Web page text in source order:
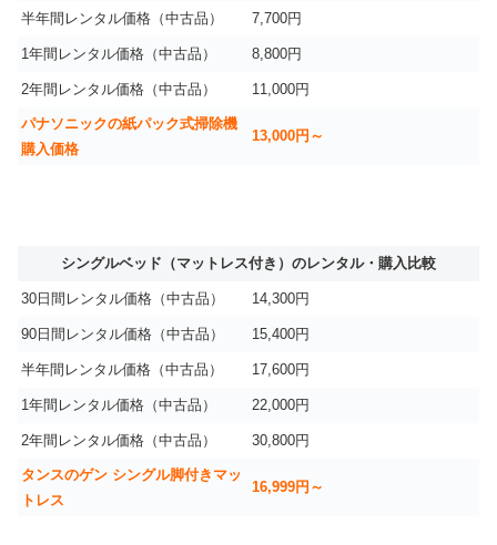
半年間レンタル価格（中古品） 7,700円
1年間レンタル価格（中古品） 8,800円
2年間レンタル価格（中古品） 11,000円
パナソニックの紙パック式掃除機
購入価格
13,000円～
シングルベッド（マットレス付き）のレンタル・購入比較
30日間レンタル価格（中古品） 14,300円
90日間レンタル価格（中古品） 15,400円
半年間レンタル価格（中古品） 17,600円
1年間レンタル価格（中古品） 22,000円
2年間レンタル価格（中古品） 30,800円
タンスのゲン シングル脚付きマッ
トレス
16,999円～